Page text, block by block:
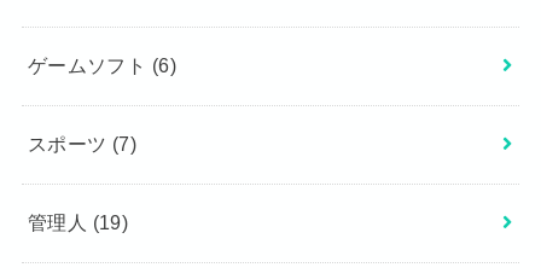
ゲームソフト (6)
スポーツ (7)
管理人 (19)